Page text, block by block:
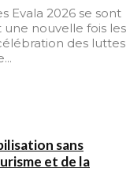
Evala 2026 se sont
une nouvelle fois les
des luttes
sans
et de la